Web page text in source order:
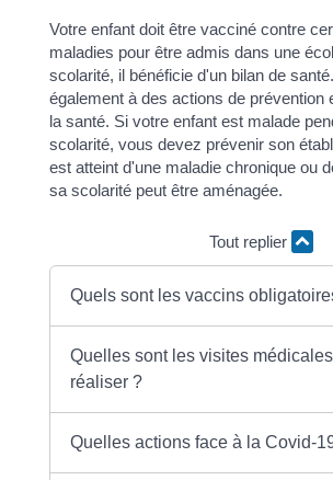
Votre enfant doit être vacciné contre
maladies pour être admis dans une
scolarité, il bénéficie d'un bilan de
également à des actions de prévention
la santé. Si votre enfant est malade
scolarité, vous devez prévenir son
est atteint d'une maladie chronique ou
sa scolarité peut être aménagée.
Tout replier
Quels sont les vaccins
Quelles sont les visites
réaliser ?
Quelles actions face à la Covid-